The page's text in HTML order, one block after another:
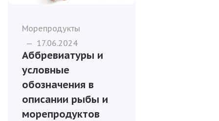
Морепродукты
— 17.06.2024
Аббревиатуры и
условные
обозначения в
описании рыбы и
морепродуктов